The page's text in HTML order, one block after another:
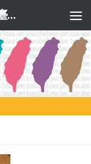
一般社団法人台湾を愛する会（愛臺灣會）公式サイト